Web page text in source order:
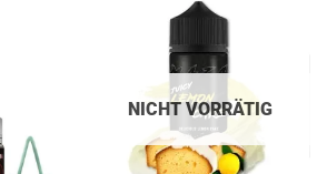
NICHT VORRÄTIG